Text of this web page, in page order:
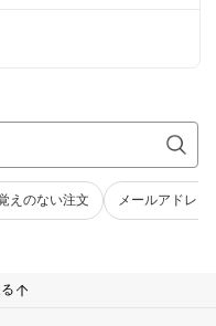
えのない注文 メールアドレス